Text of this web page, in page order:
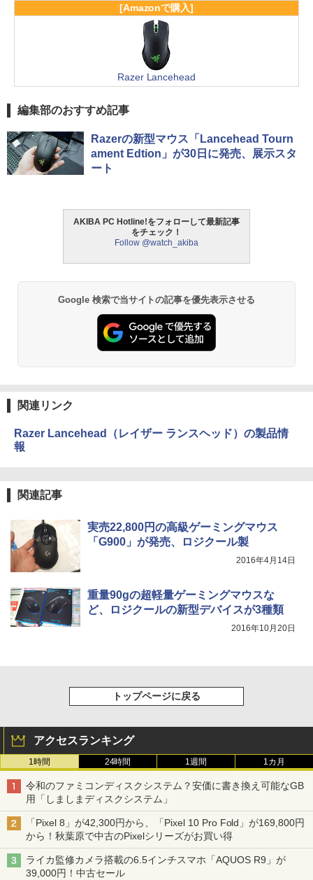
[Amazonで購入]
Razer Lancehead
編集部のおすすめ記事
Razerの新型マウス「Lancehead Tourn
ament Edtion」が30日に発売、展示スタ
ート
AKIBA PC Hotline!をフォローして最新記事
をチェック！
Follow @watch_akiba
Google 検索で当サイトの記事を優先表示させる
関連リンク
Razer Lancehead（レイザー ランスヘッド）の製品情
報
関連記事
実売22,800円の高級ゲーミングマウス
「G900」が発売、ロジクール製
2016年4月14日
重量90gの超軽量ゲーミングマウスな
ど、ロジクールの新型デバイスが3種類
2016年10月20日
トップページに戻る
アクセスランキング
1時間 24時間 1週間 1カ月
令和のファミコンディスクシステム？安価に書き換え可能なGB
用「しましまディスクシステム」
「Pixel 8」が42,300円から、「Pixel 10 Pro Fold」が169,800円
から！秋葉原で中古のPixelシリーズがお買い得
ライカ監修カメラ搭載の6.5インチスマホ「AQUOS R9」が
39,000円！中古セール